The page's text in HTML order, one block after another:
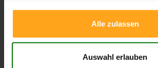
Alle zulassen
Auswahl erlauben
erreicht wurde.
Lose Holzpellets